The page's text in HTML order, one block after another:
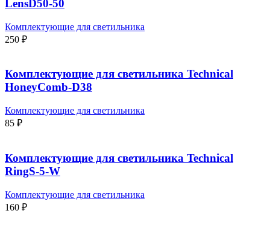
LensD50-50
Комплектующие для светильника
250 ₽
Комплектующие для светильника Technical
HoneyComb-D38
Комплектующие для светильника
85 ₽
Комплектующие для светильника Technical
RingS-5-W
Комплектующие для светильника
160 ₽